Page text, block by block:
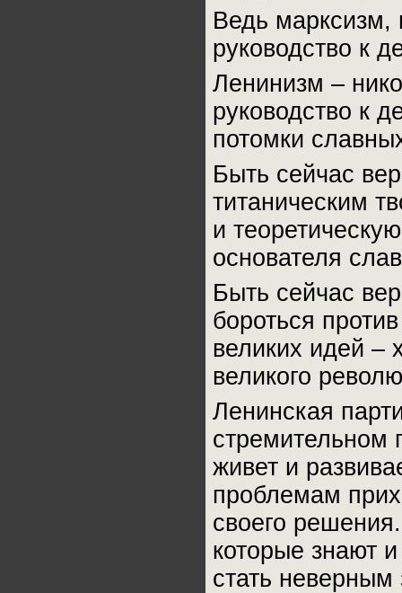
Ведь марксизм,
руководство к
Ленинизм –
руководство к
потомки
Быть сейчас
титаническим
и
основателя
Быть сейчас
бороться
великих идей –
великого
Ленинская
стремительном
живет и
проблемам
своего
которые знают
стать неверным